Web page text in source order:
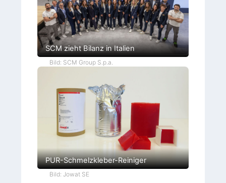
SCM zieht Bilanz in Italien
Bild: SCM Group S.p.a.
PUR-Schmelzkleber-Reiniger
Bild: Jowat SE